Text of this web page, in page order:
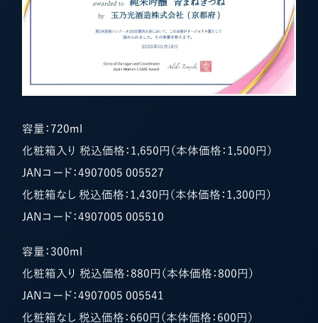
容量：720ml
化粧箱入り 税込価格：1,650円（本体価格：1,500円）
JANコード：4907005 005527
化粧箱なし 税込価格：1,430円（本体価格：1,300円）
JANコード：4907005 005510
容量：300ml
化粧箱入り 税込価格：880円（本体価格：800円）
JANコード：4907005 005541
化粧箱なし 税込価格：660円（本体価格：600円）